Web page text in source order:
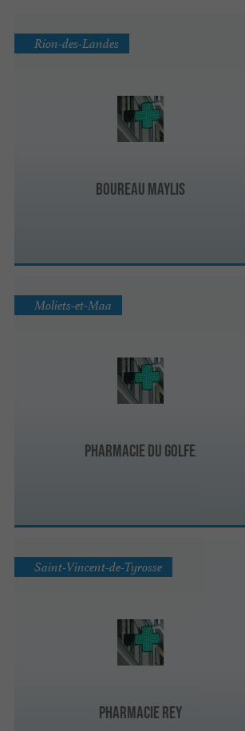
Boureau Maylis
Rion-des-Landes
Pharmacie du Golfe
Moliets-et-Maa
Pharmacie Rey
Saint-Vincent-de-Tyrosse